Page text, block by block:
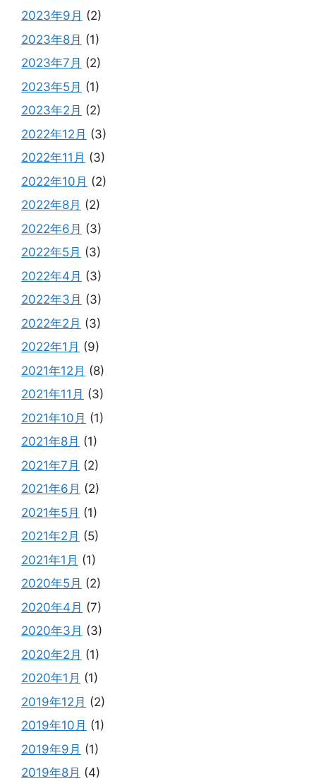
2023年9月 (2)
2023年8月 (1)
2023年7月 (2)
2023年5月 (1)
2023年2月 (2)
2022年12月 (3)
2022年11月 (3)
2022年10月 (2)
2022年8月 (2)
2022年6月 (3)
2022年5月 (3)
2022年4月 (3)
2022年3月 (3)
2022年2月 (3)
2022年1月 (9)
2021年12月 (8)
2021年11月 (3)
2021年10月 (1)
2021年8月 (1)
2021年7月 (2)
2021年6月 (2)
2021年5月 (1)
2021年2月 (5)
2021年1月 (1)
2020年5月 (2)
2020年4月 (7)
2020年3月 (3)
2020年2月 (1)
2020年1月 (1)
2019年12月 (2)
2019年10月 (1)
2019年9月 (1)
2019年8月 (4)